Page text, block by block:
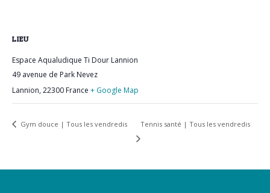
LIEU
Espace Aqualudique Ti Dour Lannion
49 avenue de Park Nevez
Lannion,22300 France + Google Map
Gym douce | Tous les vendredis Tennis santé | Tous les vendredis